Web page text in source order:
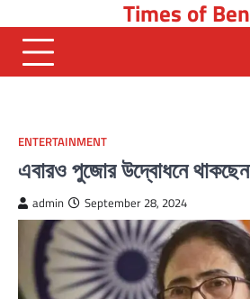
to
content
Times of
ENTERTAINMENT
এবারও পুজোর উদ্বোধনে থাকছেন
admin September 28, 2024